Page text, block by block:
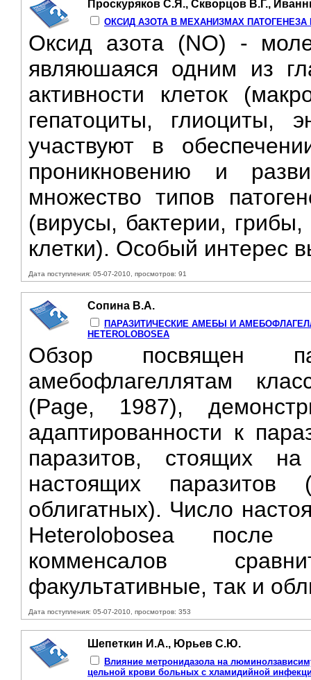
Проскуряков С.Я., Скворцов В.Г.,
ОКСИД АЗОТА В МЕХАНИЗМАХ
Оксид азота (NO) -
являюшаяся одним из
активности клеток
гепатоциты, глиоциты,
участвуют в
проникновению и
множество типов
(вирусы, бактерии,
клетки). Особый интерес
Дата поступления: 05-07-2010, просмотров: 91
Сопина В.А.
ПАРАЗИТИЧЕСКИЕ АМЕБЫ И
HETEROLOBOSEA
Обзор посвящен
амебофлагеллятам
(Page, 1987),
адаптированности к
паразитов, стоящих
настоящих
облигатных). Число
Heterolobosea после
комменсалов
факультативные, так и
Дата поступления: 05-07-2010, просмотров: 353
Шепеткин И.А., Юрьев С.Ю.
Влияние метронидазола на
цельной крови больных с хламидийной